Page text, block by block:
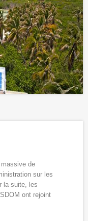
massive de
sur les
la suite, les
ont rejoint